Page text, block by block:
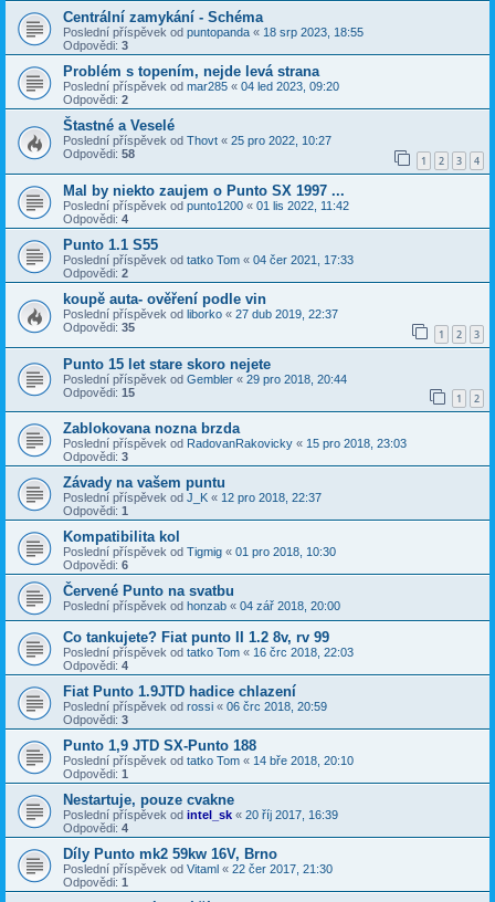
Centrální zamykání - Schéma
Poslední příspěvek od puntopanda « 18 srp 2023, 18:55
Odpovědi: 3
Problém s topením, nejde levá strana
Poslední příspěvek od mar285 « 04 led 2023, 09:20
Odpovědi: 2
Štastné a Veselé
Poslední příspěvek od Thovt « 25 pro 2022, 10:27
Odpovědi: 58 1 2 3 4
Mal by niekto zaujem o Punto SX 1997 ...
Poslední příspěvek od punto1200 « 01 lis 2022, 11:42
Odpovědi: 4
Punto 1.1 S55
Poslední příspěvek od tatko Tom « 04 čer 2021, 17:33
Odpovědi: 2
koupě auta- ověření podle vin
Poslední příspěvek od liborko « 27 dub 2019, 22:37
Odpovědi: 35 1 2 3
Punto 15 let stare skoro nejete
Poslední příspěvek od Gembler « 29 pro 2018, 20:44
Odpovědi: 15 1 2
Zablokovana nozna brzda
Poslední příspěvek od RadovanRakovicky « 15 pro 2018, 23:03
Odpovědi: 3
Závady na vašem puntu
Poslední příspěvek od J_K « 12 pro 2018, 22:37
Odpovědi: 1
Kompatibilita kol
Poslední příspěvek od Tigmig « 01 pro 2018, 10:30
Odpovědi: 6
Červené Punto na svatbu
Poslední příspěvek od honzab « 04 zář 2018, 20:00
Co tankujete? Fiat punto II 1.2 8v, rv 99
Poslední příspěvek od tatko Tom « 16 črc 2018, 22:03
Odpovědi: 4
Fiat Punto 1.9JTD hadice chlazení
Poslední příspěvek od rossi « 06 črc 2018, 20:59
Odpovědi: 3
Punto 1,9 JTD SX-Punto 188
Poslední příspěvek od tatko Tom « 14 bře 2018, 20:10
Odpovědi: 1
Nestartuje, pouze cvakne
Poslední příspěvek od intel_sk « 20 říj 2017, 16:39
Odpovědi: 4
Díly Punto mk2 59kw 16V, Brno
Poslední příspěvek od Vitaml « 22 čer 2017, 21:30
Odpovědi: 1